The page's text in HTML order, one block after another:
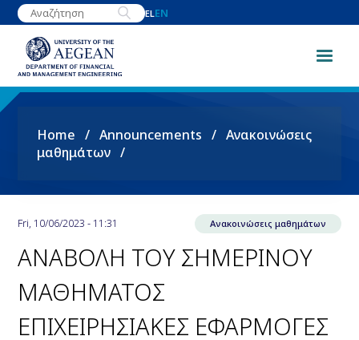
Skip
to
content
ELEN
Breadcrumb
Home Announcements
Ανακοινώσεις
μαθημάτων
Fri, 10/06/2023 - 11:31 Ανακοινώσεις μαθημάτων
ΑΝΑΒΟΛΗ ΤΟΥ ΣΗΜΕΡΙΝΟΥ
ΜΑΘΗΜΑΤΟΣ
ΕΠΙΧΕΙΡΗΣΙΑΚΕΣ ΕΦΑΡΜΟΓΕΣ